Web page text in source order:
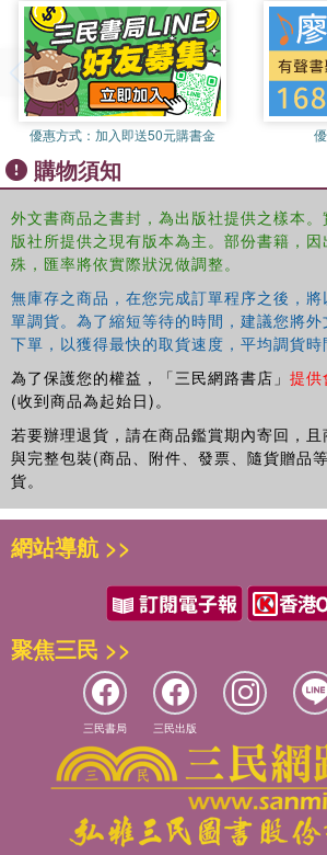
the environment. It provides policy
which exogenous conditions to be
managing water resources they share
and which institutional design features
mechanisms to set up in order to
優惠方式： 加入即送50元購書金
購物須知
外文書商品之書封，為出版社提供之樣本
版社所提供之現有版本為主。部份書籍，
殊，匯率將依實際狀況做調整。
無庫存之商品，在您完成訂單程序之後，
單調貨。為了縮短等待的時間，建議您將
下單，以獲得最快的取貨速度，平均調貨時
為了保護您的權益，「三民網路書店」 提供
(收到商品為起始日)。
若要辦理退貨，請在商品鑑賞期內寄回，
與完整包裝(商品、附件、發票、隨貨贈品
貨。
網站導航 >>
聚焦三民 >>
三民書局 三民出版